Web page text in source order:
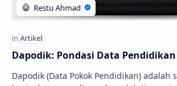
Dapodik: Pondasi Data
Dapodik (Data Pokok Pendidikan) adalah